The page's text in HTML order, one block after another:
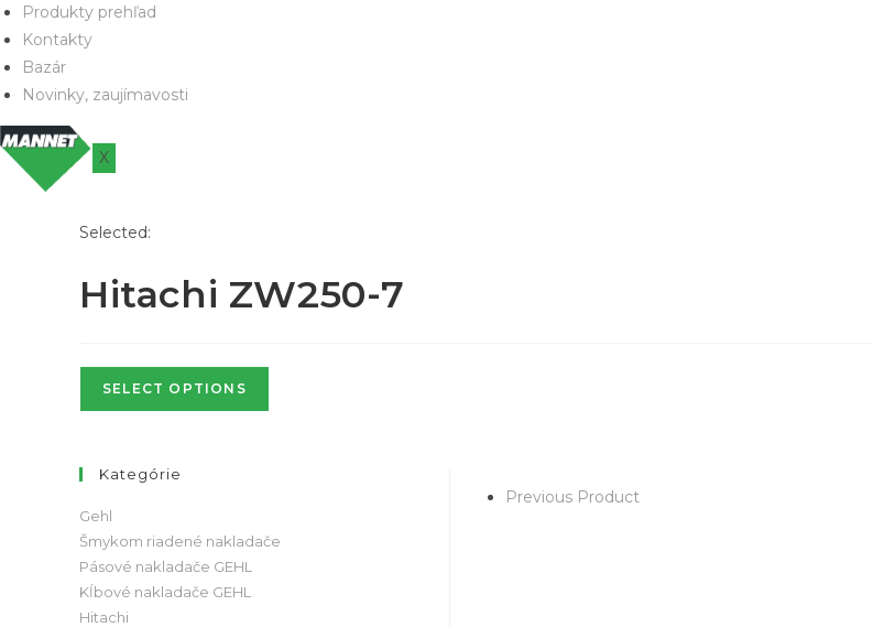
Produkty prehľad
Kontakty
Bazár
Novinky, zaujímavosti
X
Selected:
Hitachi ZW250-7
SELECT OPTIONS
Previous Product
Kategórie
Gehl
Šmykom riadené nakladače
Pásové nakladače GEHL
Kĺbové nakladače GEHL
Hitachi